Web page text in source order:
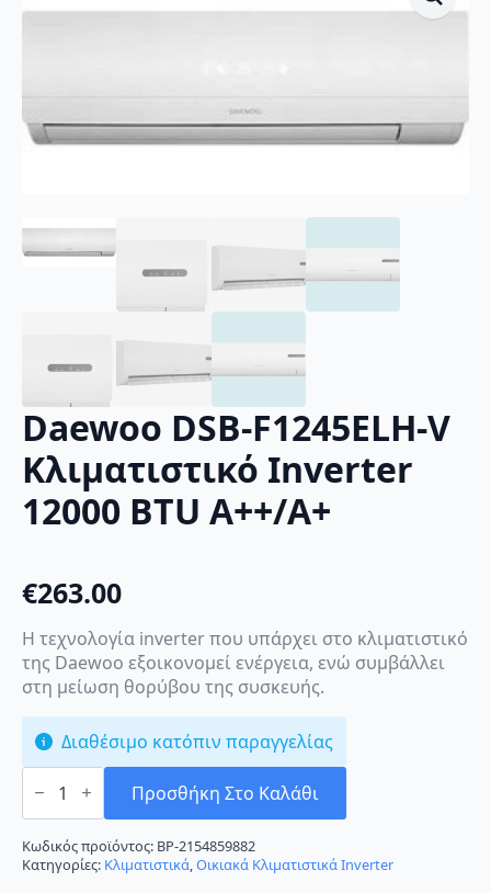
Daewoo DSB-F1245ELH-V
Κλιματιστικό Inverter
12000 BTU A++/A+
€263.00
Η τεχνολογία inverter που υπάρχει στο κλιματιστικό
της Daewoo εξοικονομεί ενέργεια, ενώ συμβάλλει
στη μείωση θορύβου της συσκευής.
Διαθέσιμο κατόπιν παραγγελίας
Daewoo
DSB-
V
Κλιματιστικό
Inverter
12000
Προσθήκη Στο Καλάθι
Κωδικός προϊόντος: BP-2154859882
Κατηγορίες: Κλιματιστικά,Οικιακά Κλιματιστικά Inverter